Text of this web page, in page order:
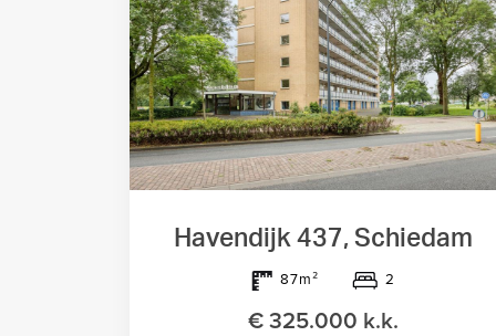
Havendijk 437, Schiedam
87m² 2
€ 325.000 k.k.